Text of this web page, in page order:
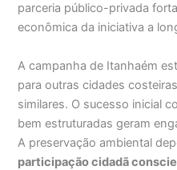
parceria público-privada
econômica da iniciativa a
A campanha de Itanhaém
para outras cidades
similares. O sucesso inicial
bem estruturadas geram
A preservação ambiental
participação cidadã